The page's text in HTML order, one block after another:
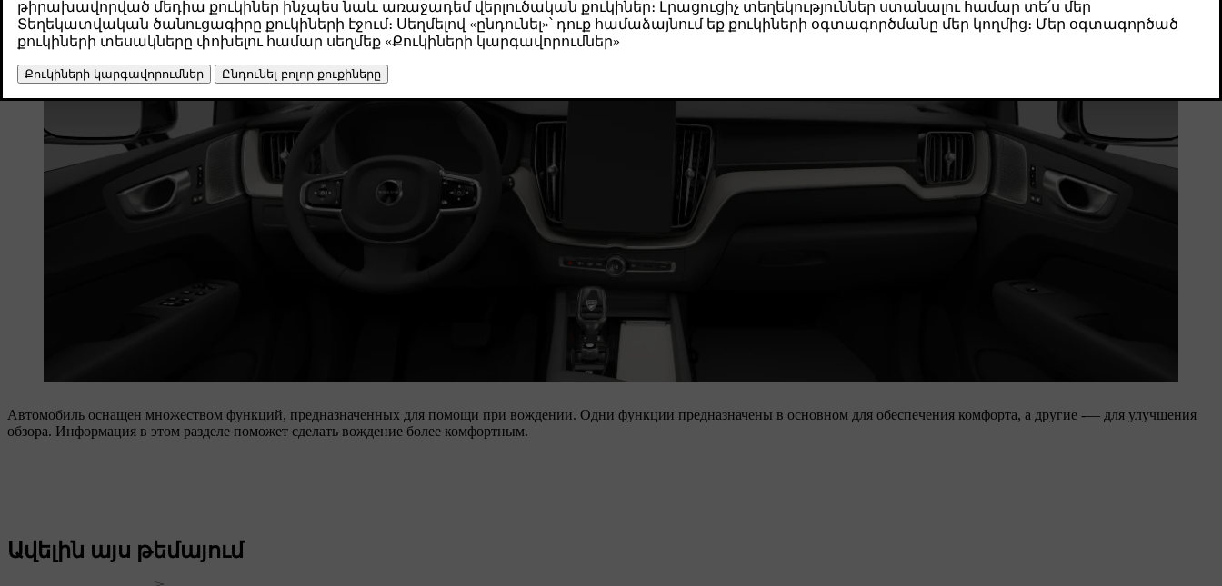
Автомобиль оснащен множеством функций, предназначенных для помощи при вождении. Одни функции предназначены в основном для обеспечения комфорта, а другие -— для улучшения
обзора. Информация в этом разделе поможет сделать вождение более комфортным.
Ավելին այս թեմայում